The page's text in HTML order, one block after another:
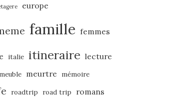
europe
famille femmes
italie itineraire lecture
meuble meurtre mémoire
roadtrip road trip romans